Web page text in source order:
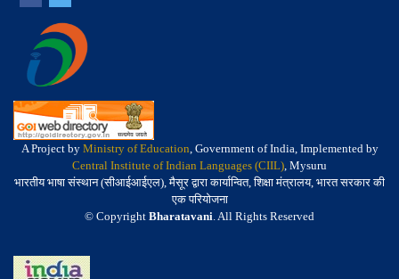
A Project by Ministry of Education, Government of India, Implemented by
Central Institute of Indian Languages (CIIL), Mysuru
भारतीय भाषा संस्थान (सीआईआईएल), मैसूर द्वारा कार्यान्वित, शिक्षा मंत्रालय, भारत सरकार की
एक परियोजना
© Copyright Bharatavani. All Rights Reserved